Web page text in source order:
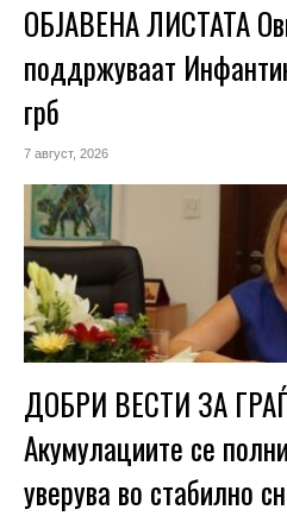
ОБЈАВЕНА ЛИСТАТА
поддржуваат
грб
7 август, 2026
ДОБРИ ВЕСТИ ЗА
Акумулациите се
уверува во стабилно